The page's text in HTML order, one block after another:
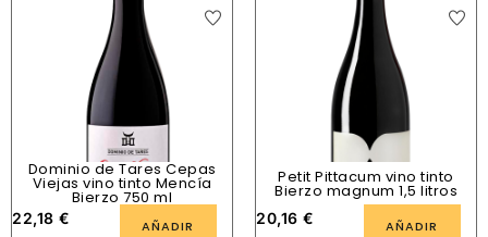
Dominio de Tares Cepas
Viejas vino tinto Mencía
Bierzo 750 ml
22,18 € AÑADIR
Petit Pittacum vino tinto
Bierzo magnum 1,5 litros
20,16 € AÑADIR